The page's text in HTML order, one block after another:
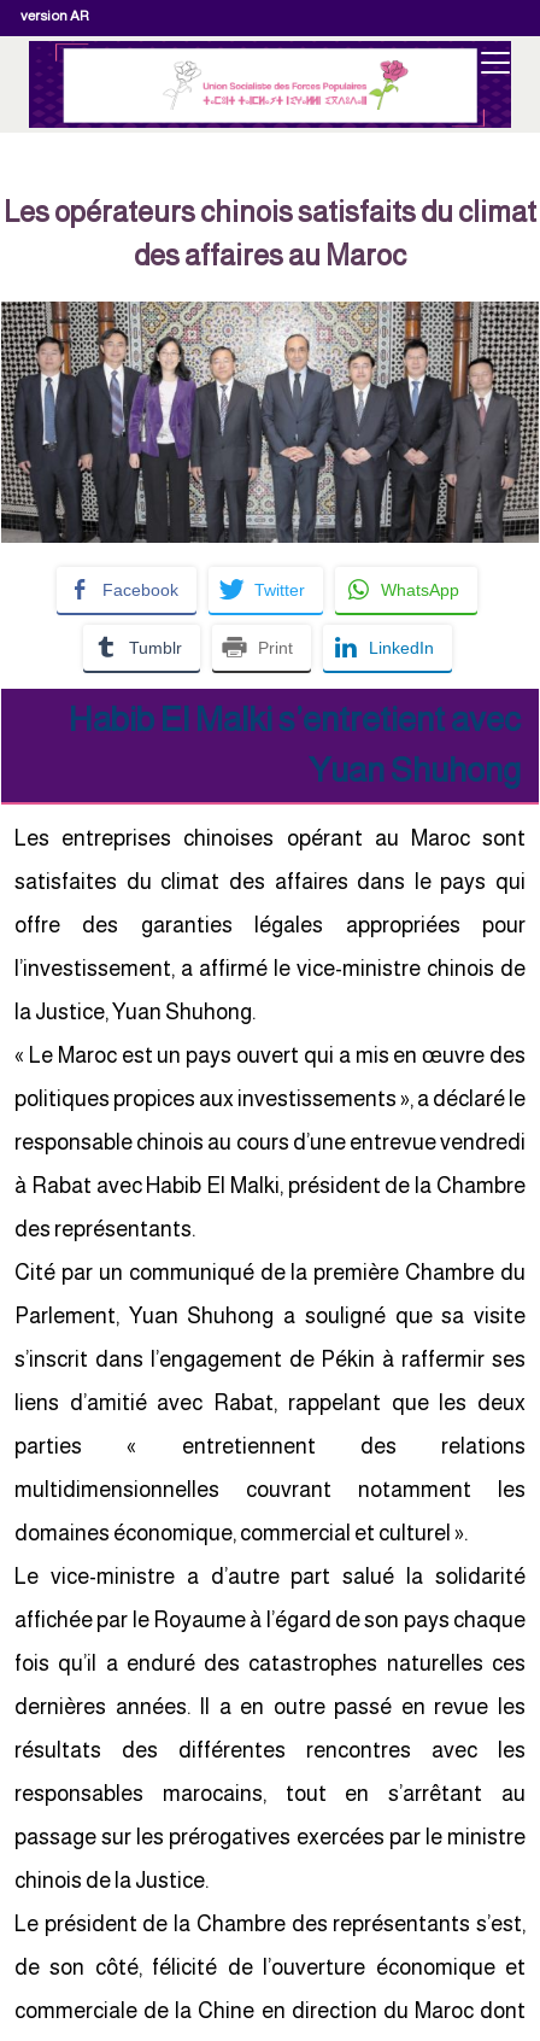
version AR
Les opérateurs chinois satisfaits du climat
des affaires au Maroc
Facebook Twitter WhatsApp
Tumblr Print LinkedIn
Habib El Malki s’entretient avec
Yuan Shuhong
Les entreprises chinoises opérant au Maroc sont
satisfaites du climat des affaires dans le pays qui
offre des garanties légales appropriées pour
l’investissement, a affirmé le vice-ministre chinois de
la Justice, Yuan Shuhong.
« Le Maroc est un pays ouvert qui a mis en œuvre des
politiques propices aux investissements », a déclaré le
responsable chinois au cours d’une entrevue vendredi
à Rabat avec Habib El Malki, président de la Chambre
des représentants.
Cité par un communiqué de la première Chambre du
Parlement, Yuan Shuhong a souligné que sa visite
s’inscrit dans l’engagement de Pékin à raffermir ses
liens d’amitié avec Rabat, rappelant que les deux
parties « entretiennent des relations
multidimensionnelles couvrant notamment les
domaines économique, commercial et culturel ».
Le vice-ministre a d’autre part salué la solidarité
affichée par le Royaume à l’égard de son pays chaque
fois qu’il a enduré des catastrophes naturelles ces
dernières années. Il a en outre passé en revue les
résultats des différentes rencontres avec les
responsables marocains, tout en s’arrêtant au
passage sur les prérogatives exercées par le ministre
chinois de la Justice.
Le président de la Chambre des représentants s’est,
de son côté, félicité de l’ouverture économique et
commerciale de la Chine en direction du Maroc dont